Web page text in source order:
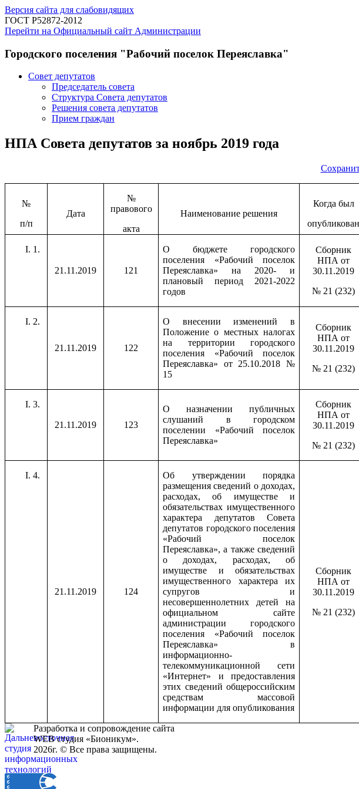
Версия сайта для слабовидящих
ГОСТ Р52872-2012
Перейти на Официальный сайт Администрации
Городского поселения "Рабочий поселок Переяславка"
Совет депутатов
Председатель совета
Структура Совета депутатов
Решения совета депутатов
Прием граждан
НПА Совета депутатов за ноябрь 2019 года
№
п/п
Дата
№
правового
акта
Наименование решения
Когда был
опубликован
1.
21.11.2019 121
О бюджете городского
поселения «Рабочий поселок
Переяславка» на 2020- и
плановый период 2021-2022
годов
Сборник
НПА от
30.11.2019
№ 21 (232)
2.
21.11.2019 122
О внесении изменений в
Положение о местных налогах
на территории городского
поселения «Рабочий поселок
Переяславка» от 25.10.2018 №
15
Сборник
НПА от
30.11.2019
№ 21 (232)
3.
21.11.2019 123
О назначении публичных
слушаний в городском
поселении «Рабочий поселок
Переяславка»
Сборник
НПА от
30.11.2019
№ 21 (232)
4.
21.11.2019 124
Об утверждении порядка
размещения сведений о доходах,
расходах, об имуществе и
обязательствах имущественного
характера депутатов Совета
депутатов городского поселения
«Рабочий поселок
Переяславка», а также сведений
о доходах, расходах, об
имуществе и обязательствах
имущественного характера их
супругов и
несовершеннолетних детей на
официальном сайте
администрации городского
поселения «Рабочий поселок
Переяславка» в
информационно-
телекоммуникационной сети
«Интернет» и предоставления
этих сведений общероссийским
средствам массовой
информации для опубликования
Сборник
НПА от
30.11.2019
№ 21 (232)
Разработка и сопровождение сайта
WEB студия «Бионикум».
2026г. © Все права защищены.